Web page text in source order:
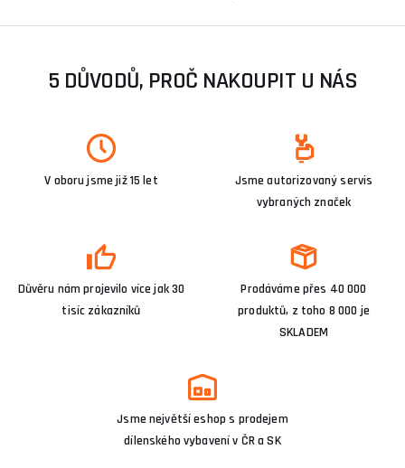
5 DŮVODŮ, PROČ NAKOUPIT U NÁS
V oboru jsme již 15 let
Jsme autorizovaný servis
vybraných značek
Důvěru nám projevilo více jak 30
tisíc zákazníků
Prodáváme přes 40 000
produktů, z toho 8 000 je
SKLADEM
Jsme největší eshop s prodejem
dílenského vybavení v ČR a SK